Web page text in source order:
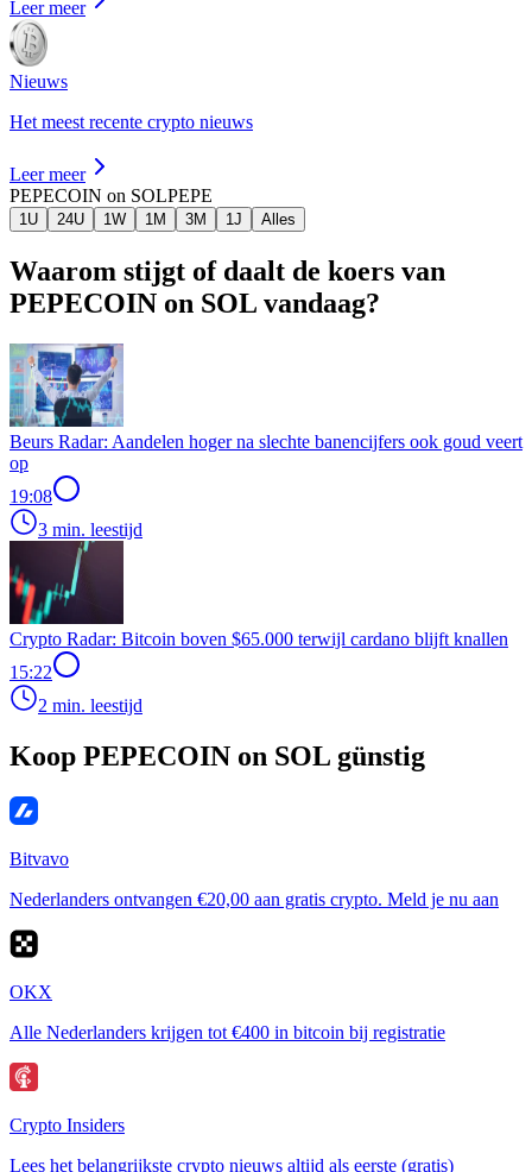
Leer meer
Nieuws
Het meest recente crypto nieuws
Leer meer
PEPECOIN on SOLPEPE
1U 24U 1W 1M 3M 1J Alles
Waarom stijgt of daalt de koers van
PEPECOIN on SOL vandaag?
Beurs Radar: Aandelen hoger na slechte banencijfers ook goud veert
op
19:08
3 min. leestijd
Crypto Radar: Bitcoin boven $65.000 terwijl cardano blijft knallen
15:22
2 min. leestijd
Koop PEPECOIN on SOL günstig
Bitvavo
Nederlanders ontvangen €20,00 aan gratis crypto. Meld je nu aan
OKX
Alle Nederlanders krijgen tot €400 in bitcoin bij registratie
Crypto Insiders
Lees het belangrijkste crypto nieuws altijd als eerste (gratis)